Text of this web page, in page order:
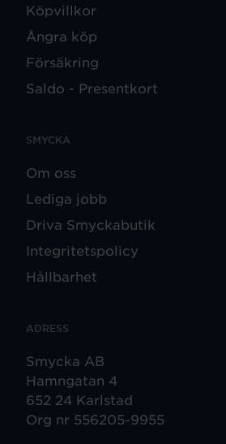
Köpvillkor
Ångra köp
Försäkring
Saldo - Presentkort
SMYCKA
Om oss
Lediga jobb
Driva Smyckabutik
Integritetspolicy
Hållbarhet
ADRESS
Smycka AB
Hamngatan 4
652 24 Karlstad
Org nr 556205-9955